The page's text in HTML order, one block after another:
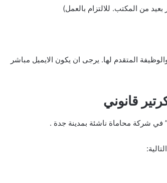
المتقدم لها. يرجى ان يكون الايميل مباشر
قانوني
شركة محاماة ناشئة بمدينة جدة .